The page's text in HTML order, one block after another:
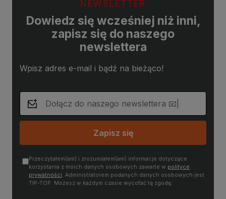
NEWSLETTER
Dowiedz się wcześniej niż inni,
zapisz się do naszego
newslettera
Wpisz adres e-mail i bądź na bieżąco!
Zapisz się
Przeczytałem(am) i zrozumiałem(am) informacje dotyczące
korzystania z moich danych osobowych zawarte w polityce
prywatności. Administratorem podanych danych osobowych jest
TIP-TOP. Możesz w każdym czasie wycofać tę zgodę.